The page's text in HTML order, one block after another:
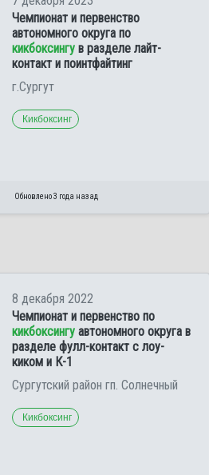
Чемпионат и первенство
автономного округа по
кикбоксингу в разделе лайт-
контакт и поинтфайтинг
г.Сургут
Кикбоксинг
Обновлено 3 года назад
8 декабря 2022
Чемпионат и первенство по
кикбоксингу автономного округа в
разделе фулл-контакт с лоу-
киком и К-1
Сургутский район гп. Солнечный
Кикбоксинг